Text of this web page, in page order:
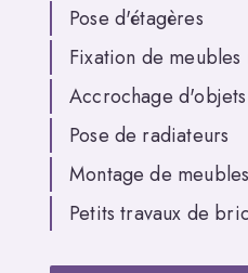
Pose d'étagères
Fixation de meubles
Accrochage
Pose de radiateurs
Montage de meubles
Petits travaux de